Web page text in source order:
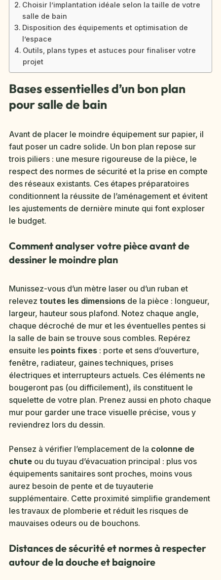
Choisir l’implantation idéale selon la taille de votre
salle de bain
Disposition des équipements et optimisation de
l’espace
Outils, plans types et astuces pour finaliser votre
projet
Bases essentielles d’un bon plan
pour salle de bain
Avant de placer le moindre équipement sur papier, il
faut poser un cadre solide. Un bon plan repose sur
trois piliers : une mesure rigoureuse de la pièce, le
respect des normes de sécurité et la prise en compte
des réseaux existants. Ces étapes préparatoires
conditionnent la réussite de l’aménagement et évitent
les ajustements de dernière minute qui font exploser
le budget.
Comment analyser votre pièce avant de
dessiner le moindre plan
Munissez-vous d’un mètre laser ou d’un ruban et
relevez toutes les dimensions de la pièce : longueur,
largeur, hauteur sous plafond. Notez chaque angle,
chaque décroché de mur et les éventuelles pentes si
la salle de bain se trouve sous combles. Repérez
ensuite les points fixes : porte et sens d’ouverture,
fenêtre, radiateur, gaines techniques, prises
électriques et interrupteurs actuels. Ces éléments ne
bougeront pas (ou difficilement), ils constituent le
squelette de votre plan. Prenez aussi en photo chaque
mur pour garder une trace visuelle précise, vous y
reviendrez lors du dessin.
Pensez à vérifier l’emplacement de la colonne de
chute ou du tuyau d’évacuation principal : plus vos
équipements sanitaires sont proches, moins vous
aurez besoin de pente et de tuyauterie
supplémentaire. Cette proximité simplifie grandement
les travaux de plomberie et réduit les risques de
mauvaises odeurs ou de bouchons.
Distances de sécurité et normes à respecter
autour de la douche et baignoire